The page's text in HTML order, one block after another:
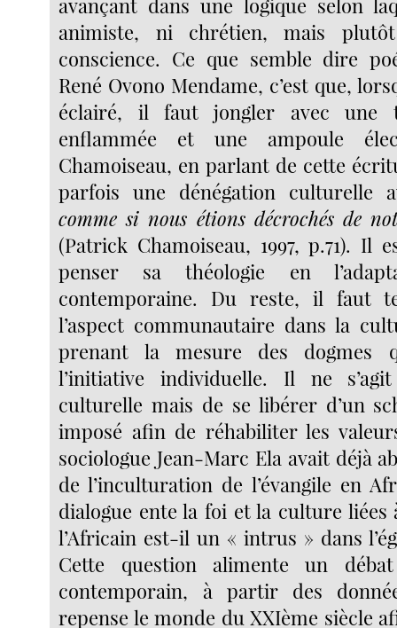
avançant dans une logique selon
animiste, ni chrétien, mais
conscience. Ce que semble dire
René Ovono Mendame, c’est que,
éclairé, il faut jongler avec une
enflammée et une ampoule
Chamoiseau, en parlant de cette
parfois une dénégation culturelle
comme si nous étions décrochés de
(Patrick Chamoiseau, 1997, p.71). Il
penser sa théologie en
contemporaine. Du reste, il faut
l’aspect communautaire dans la
prenant la mesure des dogmes
l’initiative individuelle. Il ne
culturelle mais de se libérer d’un
imposé afin de réhabiliter les
sociologue Jean-Marc Ela avait déjà
de l’inculturation de l’évangile en
dialogue ente la foi et la culture liées
l’Africain est-il un « intrus » dans
Cette question alimente un
contemporain, à partir des
repense le monde du XXIème siècle